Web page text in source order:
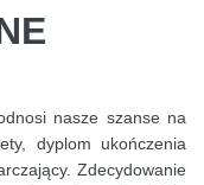
nasze szanse na
dyplom ukończenia
Zdecydowanie